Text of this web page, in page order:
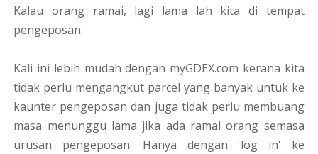
Kalau orang ramai, lagi lama lah kita di tempat
pengeposan.
Kali ini lebih mudah dengan myGDEX.com kerana kita
tidak perlu mengangkut parcel yang banyak untuk ke
kaunter pengeposan dan juga tidak perlu membuang
masa menunggu lama jika ada ramai orang semasa
urusan pengeposan. Hanya dengan 'log in' ke